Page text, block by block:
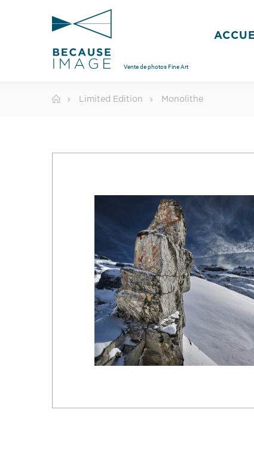
Vente de photos Fine Art
Limited Edition Monolithe